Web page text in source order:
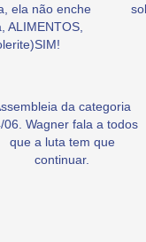
ela não enche
ALIMENTOS,
da categoria
06. Wagner fala a todos
que a luta tem que
continuar.